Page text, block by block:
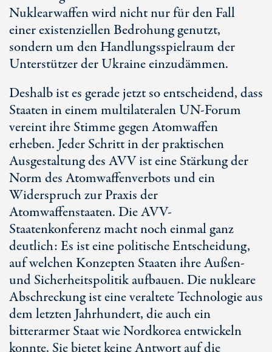
Nuklearwaffen wird nicht nur für den Fall
einer existenziellen Bedrohung genutzt,
sondern um den Handlungsspielraum der
Unterstützer der Ukraine einzudämmen.
Deshalb ist es gerade jetzt so entscheidend, dass
Staaten in einem multilateralen UN-Forum
vereint ihre Stimme gegen Atomwaffen
erheben. Jeder Schritt in der praktischen
Ausgestaltung des AVV ist eine Stärkung der
Norm des Atomwaffenverbots und ein
Widerspruch zur Praxis der
Atomwaffenstaaten. Die AVV-
Staatenkonferenz macht noch einmal ganz
deutlich: Es ist eine politische Entscheidung,
auf welchen Konzepten Staaten ihre Außen-
und Sicherheitspolitik aufbauen. Die nukleare
Abschreckung ist eine veraltete Technologie aus
dem letzten Jahrhundert, die auch ein
bitterarmer Staat wie Nordkorea entwickeln